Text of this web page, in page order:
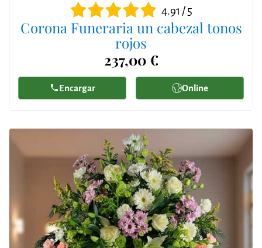
4.91 / 5
Corona Funeraria un cabezal tonos
rojos
237,00 €
Encargar Online